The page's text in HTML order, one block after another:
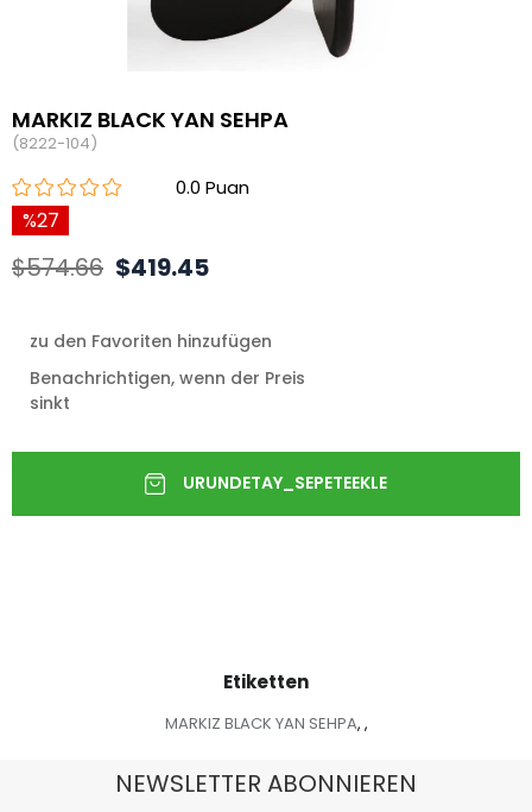
MARKIZ BLACK YAN SEHPA
(8222-104)
0.0
27
$574.66 $419.45
zu den Favoriten hinzufügen
Benachrichtigen, wenn der Preis
sinkt
Etiketten
MARKIZ BLACK YAN SEHPA, ,
NEWSLETTER ABONNIEREN